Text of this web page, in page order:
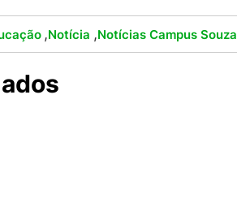
,Notícia ,Notícias Campus Souza